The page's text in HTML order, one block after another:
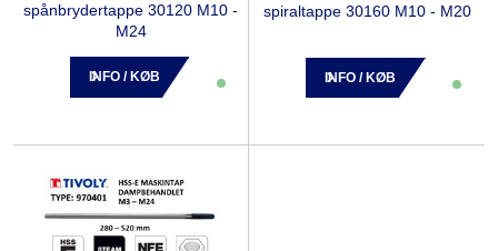
spånbrydertappe 30120 M10 -
M24
INFO / KØB
spiraltappe 30160 M10 - M20
INFO / KØB